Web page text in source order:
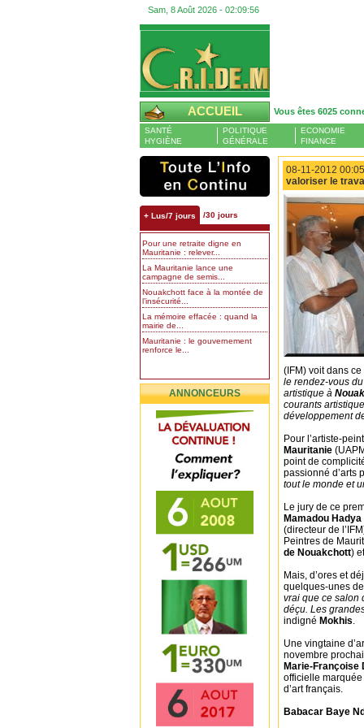
Sam, 8 Août 2026 - 02:09:57
ACCUEIL Vous êtes 6025
SANTÉ
HYGIÈNE
POLITIQUE
GÉNÉRALE
ECONOMIE
FINANCE
+ Lus/7 jours /30 jours
Pour une retraite digne en
Mauritanie : relever...
La Mauritanie lance une
campagne de semis...
Nouakchott face à la montée de
l’insécurité...
La mémoire effacée : quand la
mairie de...
Mauritanie : le gouvernement
renforce le...
ANNONCEURS
08-11-2012
valoriser le
(IFM) voit dans
le rendez-vous
artistique à
courants
développement
Pour l’artiste-
Mauritanie
point de
passionné d’arts
tout le monde et
Le jury de ce
Mamadou Hadya
(directeur de
Peintres de
de Nouakchott) et
Mais, d’ores et
quelques-unes
vrai que ce salon
déçu. Les
indigné Mokhis.
Une vingtaine
novembre
Marie-Françoise
officielle
d’art français.
Babacar Baye